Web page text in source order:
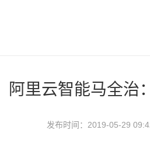
阿里云智能马全治
发布时间：2019-05-29